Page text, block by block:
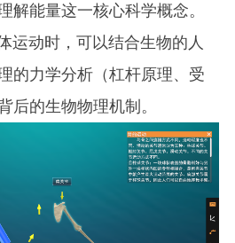
解能量这一核心科学概念。
动时，可以结合生物的人
的力学分析（杠杆原理、受
后的生物物理机制。